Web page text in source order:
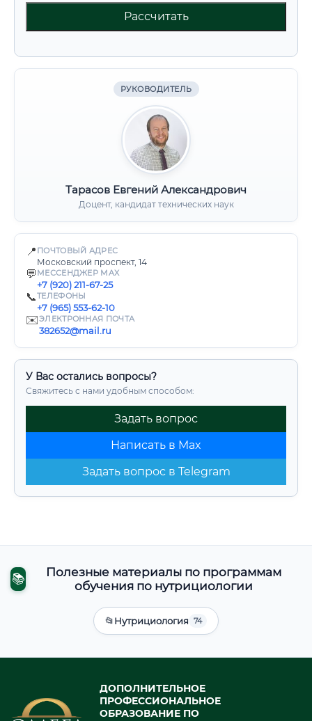
Рассчитать
РУКОВОДИТЕЛЬ
Тарасов Евгений Александрович
Доцент, кандидат технических наук
📍 ПОЧТОВЫЙ АДРЕС
Московский проспект, 14
💬 МЕССЕНДЖЕР MAX
+7 (920) 211-67-25
📞ТЕЛЕФОНЫ
+7 (965) 553-62-10
✉️ЭЛЕКТРОННАЯ ПОЧТА
382652@mail.ru
У Вас остались вопросы?
Свяжитесь с нами удобным способом:
Задать вопрос
Написать в Max
Задать вопрос в Telegram
📚
Полезные материалы по программам
обучения по нутрициологии
📂Нутрициология 74
ДОПОЛНИТЕЛЬНОЕ
ПРОФЕССИОНАЛЬНОЕ
ОБРАЗОВАНИЕ ПО